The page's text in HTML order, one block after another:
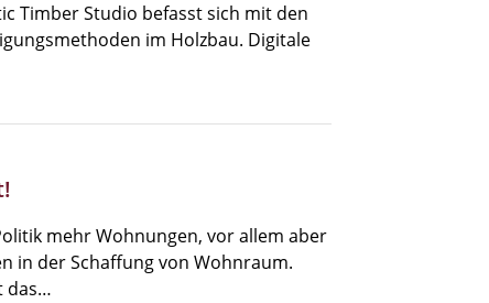
Timber Studio befasst sich mit den
im Holzbau. Digitale
mehr Wohnungen, vor allem aber
in der Schaffung von Wohnraum.
das…